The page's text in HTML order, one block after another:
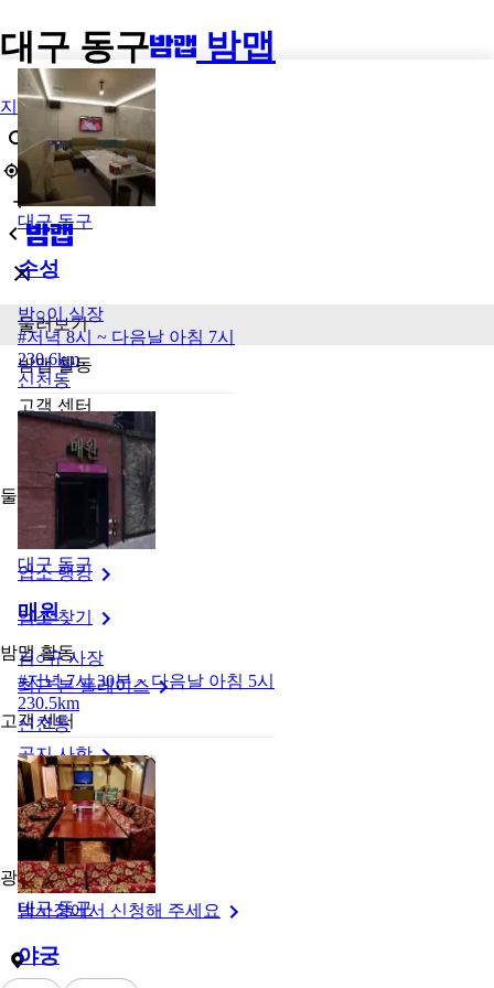
대구 동구 밤맵
지역
둘러보기
밤맵 활동
고객 센터
광고 신청
둘러보기
밤맵 메인
업소 랭킹
업소 찾기
밤맵 활동
최근 본 플레이스
고객 센터
공지 사항
1:1 문의
약관 및 정책
광고 신청
밤사장에서 신청해 주세요
대구 동구
수성
방○이 실장
#저녁 8시 ~ 다음날 아침 7시
230.6km
신천동
대구 동구
매원
김○규사장
#저녁 7시 30분 ~ 다음날 아침 5시
230.5km
신천동
대구 동구
야궁